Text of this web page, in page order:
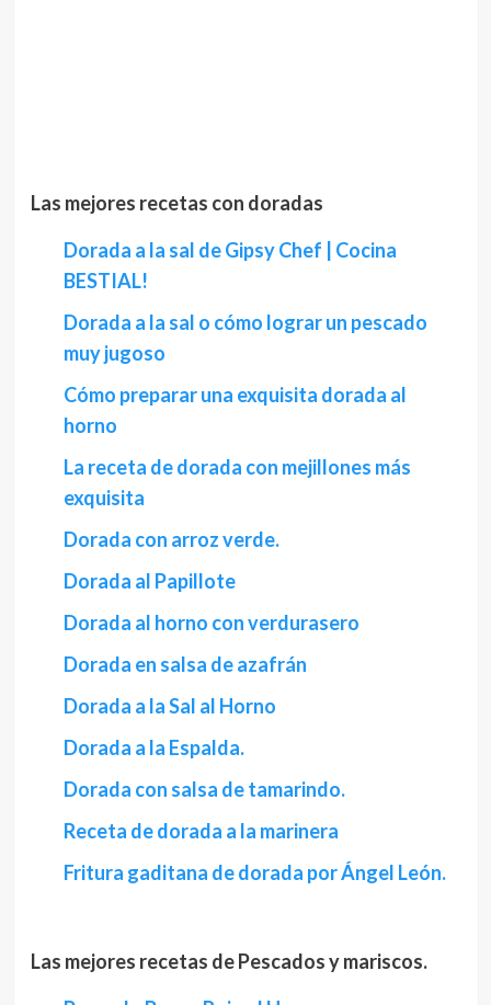
Las mejores recetas con doradas
Dorada a la sal de Gipsy Chef | Cocina
BESTIAL!
Dorada a la sal o cómo lograr un pescado
muy jugoso
Cómo preparar una exquisita dorada al
horno
La receta de dorada con mejillones más
exquisita
Dorada con arroz verde.
Dorada al Papillote
Dorada al horno con verdurasero
Dorada en salsa de azafrán
Dorada a la Sal al Horno
Dorada a la Espalda.
Dorada con salsa de tamarindo.
Receta de dorada a la marinera
Fritura gaditana de dorada por Ángel León.
Las mejores recetas de Pescados y mariscos.